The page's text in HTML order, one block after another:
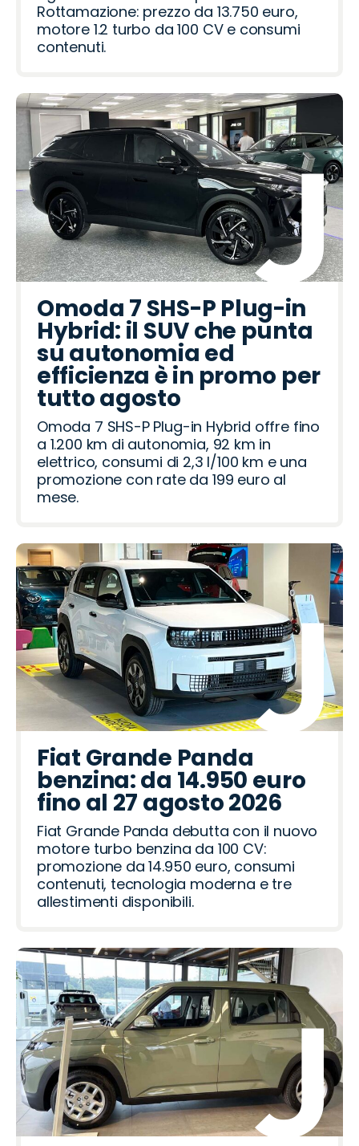
o
r
Rottamazione: prezzo da 13.750 euro,
motore 1.2 turbo da 100 CV e consumi
contenuti.
Omoda 7 SHS-P Plug-in
Hybrid: il SUV che punta
su autonomia ed
efficienza è in promo per
tutto agosto
Omoda 7 SHS-P Plug-in Hybrid offre fino
a 1.200 km di autonomia, 92 km in
elettrico, consumi di 2,3 l/100 km e una
promozione con rate da 199 euro al
mese.
Fiat Grande Panda
benzina: da 14.950 euro
fino al 27 agosto 2026
Fiat Grande Panda debutta con il nuovo
motore turbo benzina da 100 CV:
promozione da 14.950 euro, consumi
contenuti, tecnologia moderna e tre
allestimenti disponibili.